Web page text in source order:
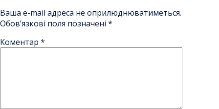
Ваша e-mail адреса не оприлюднюватиметься.
Обов’язкові поля позначені *
Коментар *